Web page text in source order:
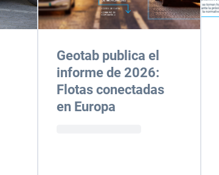
Geotab publica el
informe de 2026:
Flotas conectadas
en Europa